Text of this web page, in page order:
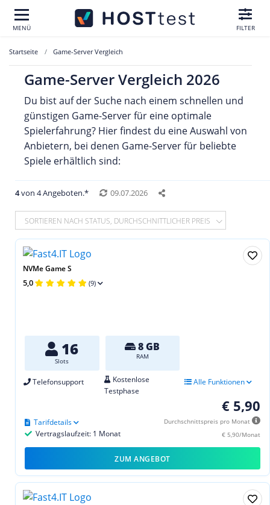
MENÜ FILTER
Startseite Game-Server Vergleich
Game-Server Vergleich 2026
Du bist auf der Suche nach einem schnellen und
günstigen Game-Server für eine optimale
Spielerfahrung? Hier findest du eine Auswahl von
Anbietern, bei denen Game-Server für beliebte
Spiele erhältlich sind:
4von 4 Angeboten.* 09.07.2026
SORTIEREN NACH STATUS, DURCHSCHNITTLICHER PREIS
NVMe Game S
5,0 (9)
16
Slots
8 GB
RAM
Telefonsupport
Kostenlose
Testphase
Alle Funktionen
€ 5,90
Durchschnittspreis pro Monat
€ 5,90/Monat
Vertragslaufzeit: 1 Monat
Tarifdetails
ZUM ANGEBOT